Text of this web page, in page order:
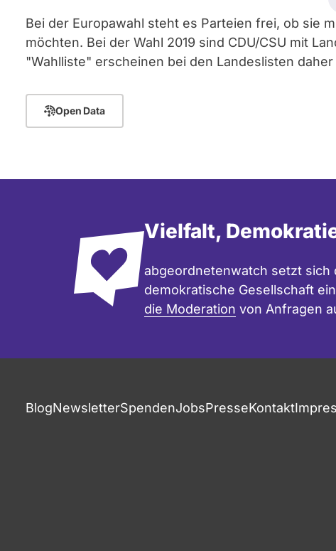
Bei der Europawahl steht es Parteien frei, ob sie
möchten. Bei der Wahl 2019 sind CDU/CSU mit
"Wahlliste" erscheinen bei den Landeslisten
Open Data
Vielfalt,
abgeordnetenwatch setzt sich
demokratische Gesellschaft
die Moderation von Anfragen
BlogNewsletterSpendenJobsPresseKontakt